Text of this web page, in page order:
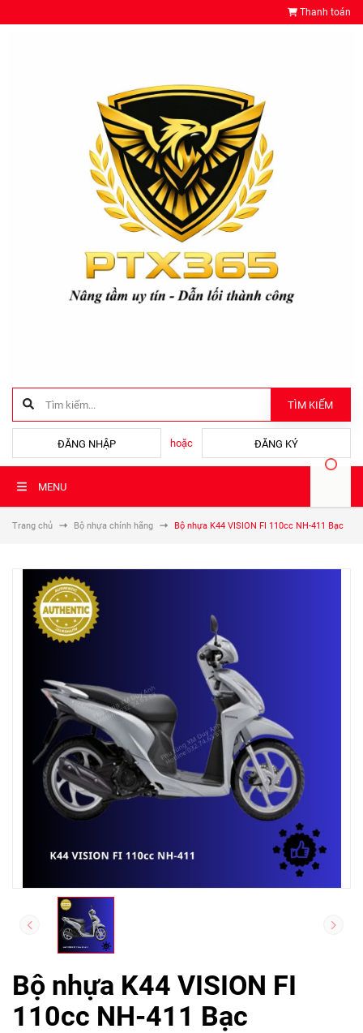
Thanh toán
TÌM KIẾM
ĐĂNG NHẬP hoặc ĐĂNG KÝ
MENU
Trang chủ Bộ nhựa chính hãng Bộ nhựa K44 VISION FI 110cc NH-411 Bạc
Bộ nhựa K44 VISION FI
110cc NH-411 Bạc